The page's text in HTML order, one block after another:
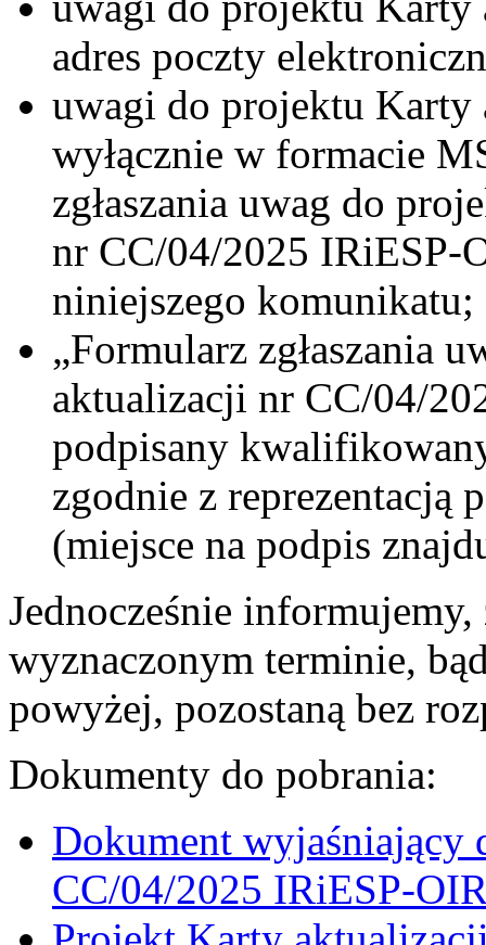
adres poczty
uwagi do projektu Karty
wyłącznie w formacie
zgłaszania uwag do
nr CC/04/2025 IRiESP-
niniejszego komunikatu;
„Formularz zgłaszania
aktualizacji nr CC/04/
podpisany
zgodnie z reprezentacją
(miejsce na podpis
Jednocześnie informujemy,
wyznaczonym terminie,
powyżej, pozostaną bez
Dokumenty do pobrania:
Dokument
CC/04/2025 IRiESP-